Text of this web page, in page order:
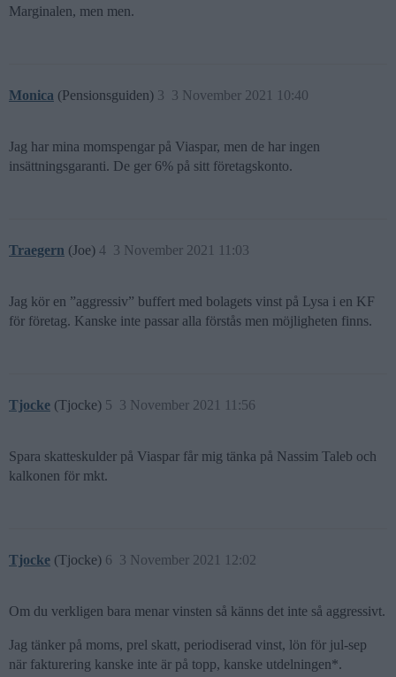
Marginalen, men men.
Monica (Pensionsguiden) 3 November 2021 10:40
3
Jag har mina momspengar på Viaspar, men de har ingen
insättningsgaranti. De ger 6% på sitt företagskonto.
Traegern (Joe) 3 November 2021 11:03
4
Jag kör en ”aggressiv” buffert med bolagets vinst på Lysa i en KF
för företag. Kanske inte passar alla förstås men möjligheten finns.
Tjocke (Tjocke) 3 November 2021 11:56
5
Spara skatteskulder på Viaspar får mig tänka på Nassim Taleb och
kalkonen för mkt.
Tjocke (Tjocke) 3 November 2021 12:02
6
Om du verkligen bara menar vinsten så känns det inte så aggressivt.
Jag tänker på moms, prel skatt, periodiserad vinst, lön för jul-sep
när fakturering kanske inte är på topp, kanske utdelningen*.